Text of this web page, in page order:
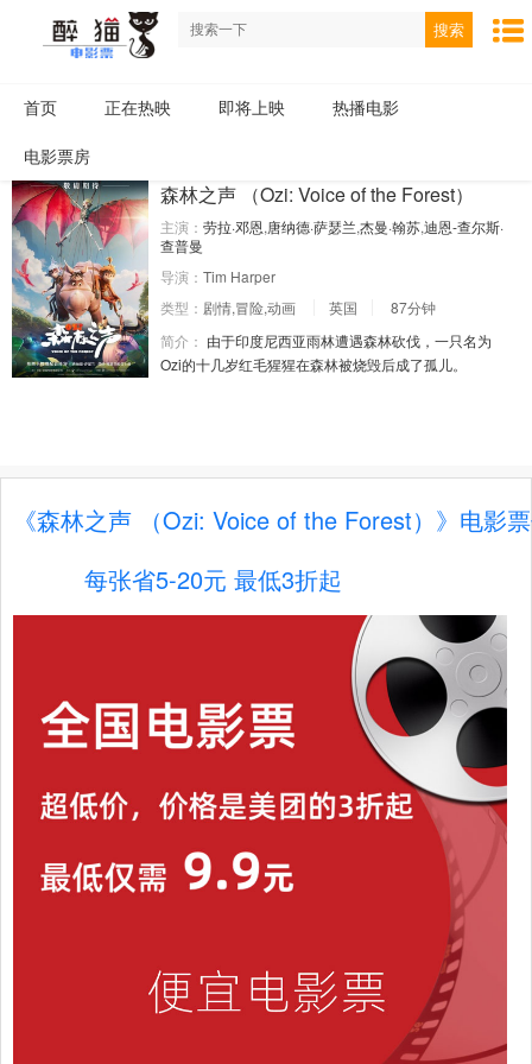
搜索
首页 正在热映 即将上映 热播电影
电影票房
森林之声 （Ozi: Voice of the Forest）
主演： 劳拉·邓恩,唐纳德·萨瑟兰,杰曼·翰苏,迪恩-查尔斯·
查普曼
导演： Tim Harper
类型： 剧情,冒险,动画 英国
87分钟
简介： 由于印度尼西亚雨林遭遇森林砍伐，一只名为
Ozi的十几岁红毛猩猩在森林被烧毁后成了孤儿。
《森林之声 （Ozi: Voice of the Forest）》电影
每张省5-20元 最低3折起